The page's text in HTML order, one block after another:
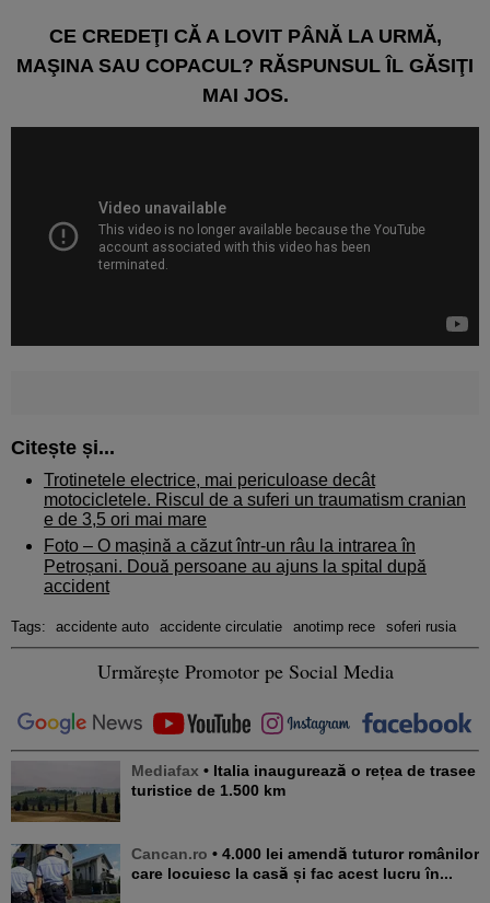
CE CREDEŢI CĂ A LOVIT PÂNĂ LA URMĂ,
MAŞINA SAU COPACUL? RĂSPUNSUL ÎL GĂSIŢI
MAI JOS.
Citește și...
Trotinetele electrice, mai periculoase decât
motocicletele. Riscul de a suferi un traumatism cranian
e de 3,5 ori mai mare
Foto – O mașină a căzut într-un râu la intrarea în
Petroșani. Două persoane au ajuns la spital după
accident
Tags: accidente auto accidente circulatie anotimp rece soferi rusia
Urmărește Promotor pe Social Media
Mediafax • Italia inaugurează o rețea de trasee
turistice de 1.500 km
Cancan.ro • 4.000 lei amendă tuturor românilor
care locuiesc la casă și fac acest lucru în...